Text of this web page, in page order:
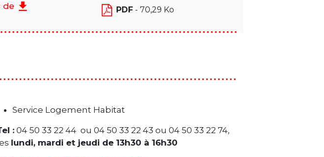
de
PDF- 70,29 Ko
Service Logement Habitat
:04 50 33 22 44 ou 04 50 33 22 43 ou 04 50 33 22 74,
lundi, mardi et jeudi de 13h30 à 16h30